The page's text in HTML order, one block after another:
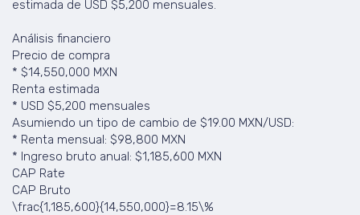
estimada de USD $5,200 mensuales.
Análisis financiero
Precio de compra
* $14,550,000 MXN
Renta estimada
* USD $5,200 mensuales
Asumiendo un tipo de cambio de $19.00 MXN/USD:
* Renta mensual: $98,800 MXN
* Ingreso bruto anual: $1,185,600 MXN
CAP Rate
CAP Bruto
\frac{1,185,600}{14,550,000}=8.15\%